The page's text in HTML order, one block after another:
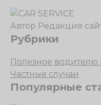
Автор Редакция
Рубрики
Полезное водителю
Частные случаи
Популярные